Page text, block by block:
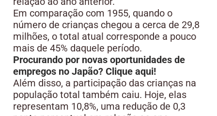
Em comparação com 1955, quando o
número de crianças chegou a cerca de 29,8
milhões, o total atual corresponde a pouco
mais de 45% daquele período.
Procurando por novas oportunidades de
empregos no Japão? Clique aqui!
Além disso, a participação das crianças na
população total também caiu. Hoje, elas
representam 10,8%, uma redução de 0,3